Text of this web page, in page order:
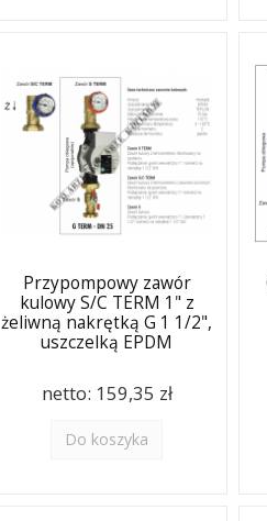
Przypompowy zawór
kulowy S/C TERM 1" z
żeliwną nakrętką G 1 1/2",
uszczelką EPDM
netto: 159,35 zł
Do koszyka